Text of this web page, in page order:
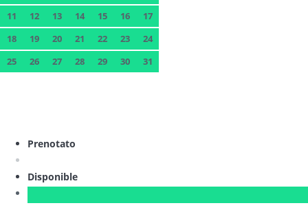
11
12 13 14 15 16
17
18
19 20 21 22 23
24
25
26 27 28 29 30 31
Prenotato
Disponible